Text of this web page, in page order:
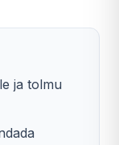
ja tolmu